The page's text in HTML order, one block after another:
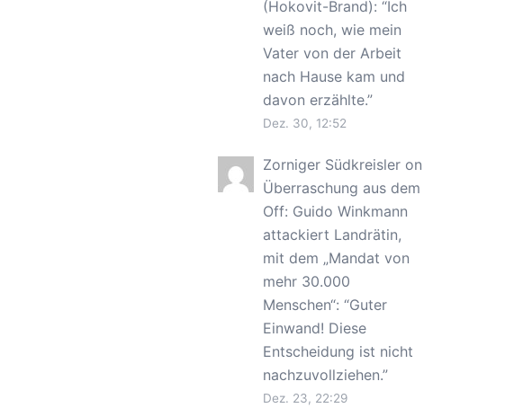
(Hokovit-Brand): “Ich
weiß noch, wie mein
Vater von der Arbeit
nach Hause kam und
davon erzählte.”
Dez. 30, 12:52
Zorniger Südkreisleron
Überraschung aus dem
Off: Guido Winkmann
attackiert Landrätin,
mit dem „Mandat von
mehr 30.000
Menschen“: “Guter
Einwand! Diese
Entscheidung ist nicht
nachzuvollziehen.”
Dez. 23, 22:29